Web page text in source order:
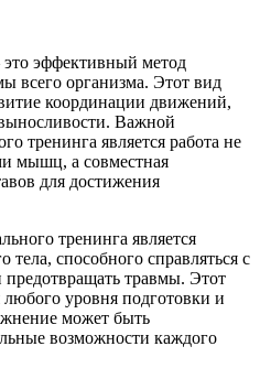
эффективный метод
всего организма. Этот вид
координации движений,
Важной
тренинга является работа не
мышц, а совместная
для достижения
тренинга является
тела, способного справляться с
травмы. Этот
уровня подготовки и
может быть
возможности каждого